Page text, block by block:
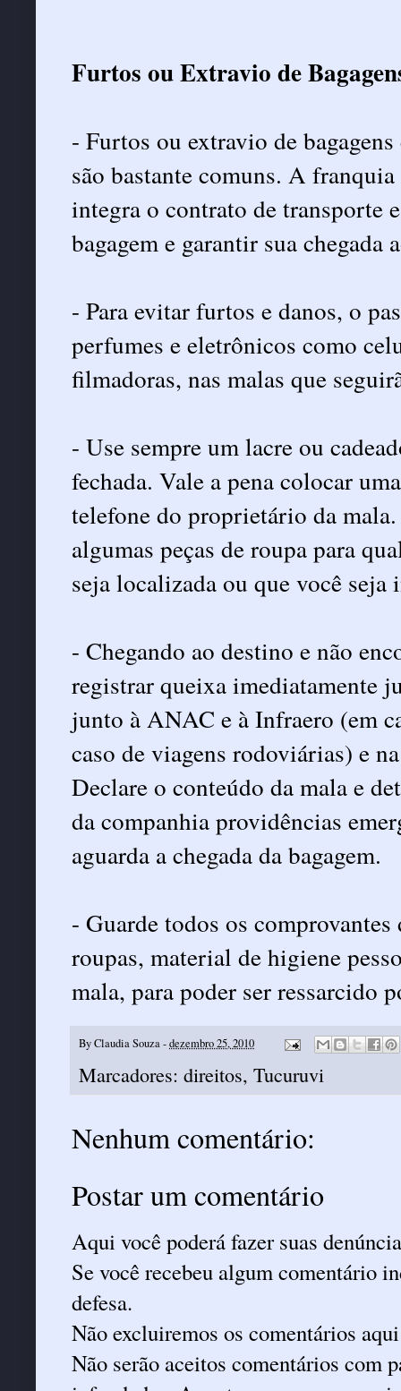
Furtos ou Extravio de
- Furtos ou extravio de
são bastante comuns. A
integra o contrato de transporte
bagagem e garantir sua chegada
- Para evitar furtos e danos, o
perfumes e eletrônicos como
filmadoras, nas malas que
- Use sempre um lacre ou
fechada. Vale a pena colocar
telefone do proprietário da
algumas peças de roupa para
seja localizada ou que você seja
- Chegando ao destino e não
registrar queixa imediatamente
junto à ANAC e à Infraero (em
caso de viagens rodoviárias) e
Declare o conteúdo da mala e
da companhia providências
aguarda a chegada da bagagem.
- Guarde todos os
roupas, material de higiene
mala, para poder ser ressarcido
ByClaudia Souza-dezembro 25, 2010
Marcadores: direitos, Tucuruvi
Nenhum comentário:
Postar um comentário
Aqui você poderá fazer suas
Se você recebeu algum comentário
defesa.
Não excluiremos os comentários
Não serão aceitos comentários com